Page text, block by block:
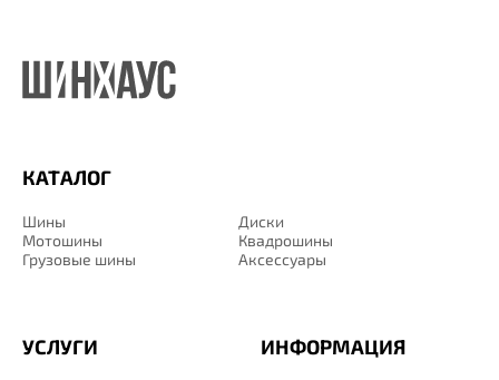
КАТАЛОГ
Шины
Диски
Мотошины
Квадрошины
Грузовые шины
Аксессуары
ИНФОРМАЦИЯ
УСЛУГИ